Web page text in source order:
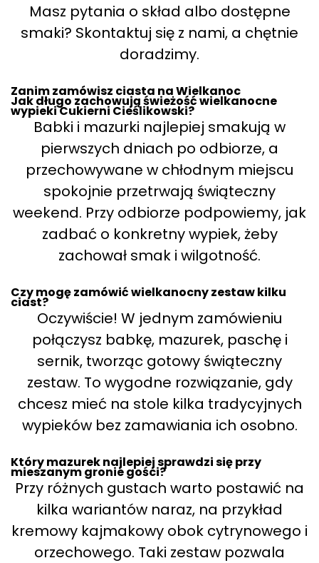
Masz pytania o skład albo dostępne
smaki? Skontaktuj się z nami, a chętnie
doradzimy.
Zanim zamówisz ciasta na Wielkanoc
Jak długo zachowują świeżość wielkanocne
wypieki Cukierni Cieślikowski?
Babki i mazurki najlepiej smakują w
pierwszych dniach po odbiorze, a
przechowywane w chłodnym miejscu
spokojnie przetrwają świąteczny
weekend. Przy odbiorze podpowiemy, jak
zadbać o konkretny wypiek, żeby
zachował smak i wilgotność.
Czy mogę zamówić wielkanocny zestaw kilku
ciast?
Oczywiście! W jednym zamówieniu
połączysz babkę, mazurek, paschę i
sernik, tworząc gotowy świąteczny
zestaw. To wygodne rozwiązanie, gdy
chcesz mieć na stole kilka tradycyjnych
wypieków bez zamawiania ich osobno.
Który mazurek najlepiej sprawdzi się przy
mieszanym gronie gości?
Przy różnych gustach warto postawić na
kilka wariantów naraz, na przykład
kremowy kajmakowy obok cytrynowego i
orzechowego. Taki zestaw pozwala